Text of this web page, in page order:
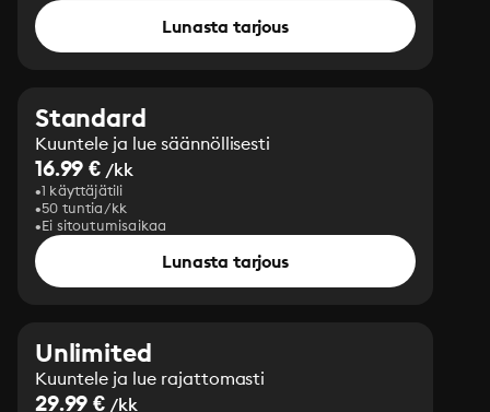
Lunasta tarjous
Standard
Kuuntele ja lue säännöllisesti
16.99 € /kk
1 käyttäjätili
50 tuntia/kk
Ei sitoutumisaikaa
Lunasta tarjous
Unlimited
Kuuntele ja lue rajattomasti
29.99 € /kk